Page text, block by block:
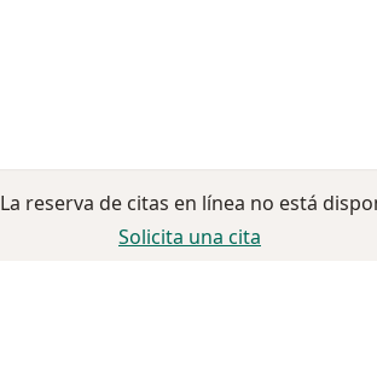
La reserva de citas en línea no está
Solicita una cita